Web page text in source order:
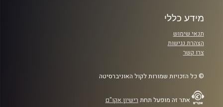
מידע כללי
תנאי שימוש
הצהרת נגישות
צרו קשר
© כל הזכויות שמורות לקול האוניברסיטה
אתר זה מופעל תחת רישיון אקו"ם